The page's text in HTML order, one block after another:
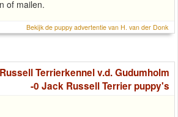
of mailen.
Bekijk de puppy advertentie van H. van der Donk
Terrierkennel v.d. Gudumholm
-0 Jack Russell Terrier puppy's